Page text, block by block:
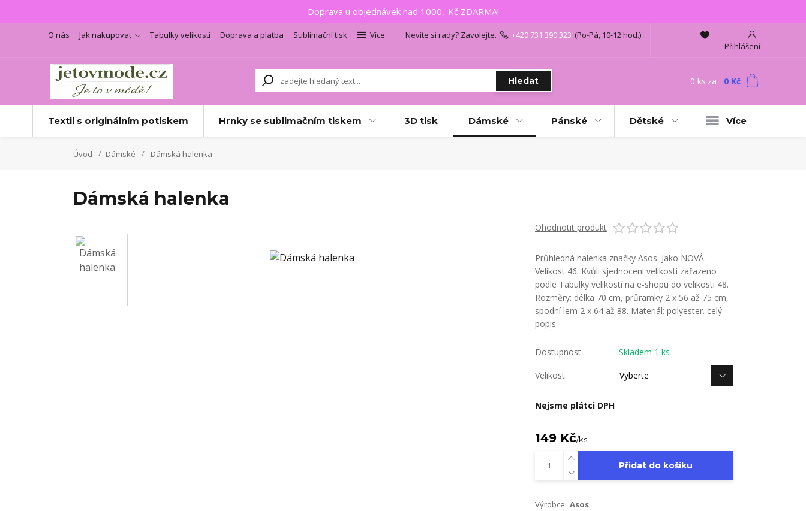
Doprava u objednávek nad 1000,-Kč ZDARMA!
O nás Jak nakupovat Tabulky velikostí Doprava a platba Sublimační tisk
Více
Přihlášení
Hledat
Nevíte si rady? Zavolejte. +420 731 390 323 (Po-Pá, 10-12 hod.)
0 ks za 0 Kč
Textil s originálním potiskem Hrnky se sublimačním tiskem 3D tisk Dámské Pánské Dětské Více
Úvod Dámské Dámská halenka
Dámská halenka
Ohodnotit produkt
Průhledná halenka značky Asos. Jako NOVÁ.
Velikost 46. Kvůli sjednocení velikostí zařazeno
podle Tabulky velikostí na e-shopu do velikosti 48.
Rozměry: délka 70 cm, průramky 2 x 56 až 75 cm,
spodní lem 2 x 64 až 88. Materiál: polyester. celý
popis
Dostupnost Skladem 1 ks
Velikost
Nejsme plátci DPH
149 Kč/ks
Přidat do košíku
Výrobce: Asos